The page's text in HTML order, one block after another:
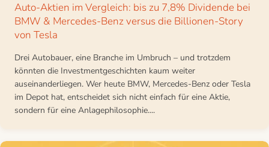
Auto-Aktien im Vergleich: bis zu 7,8% Dividende bei
BMW & Mercedes-Benz versus die Billionen-Story
von Tesla
Drei Autobauer, eine Branche im Umbruch – und trotzdem
könnten die Investmentgeschichten kaum weiter
auseinanderliegen. Wer heute BMW, Mercedes-Benz oder Tesla
im Depot hat, entscheidet sich nicht einfach für eine Aktie,
sondern für eine Anlagephilosophie....